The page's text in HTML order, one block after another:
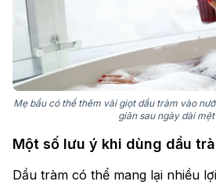
Mẹ bầu có thể thêm vài giọt dầu tràm vào
giãn sau ngày dài
Một số lưu ý khi dùng dầu
Dầu tràm có thể mang lại nhiều